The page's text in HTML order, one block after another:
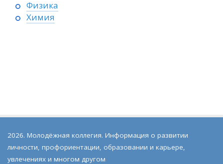
Физика
Химия
2026. Молодёжная коллегия. Информация о развитии
личности, профориентации, образовании и карьере,
увлечениях и многом другом